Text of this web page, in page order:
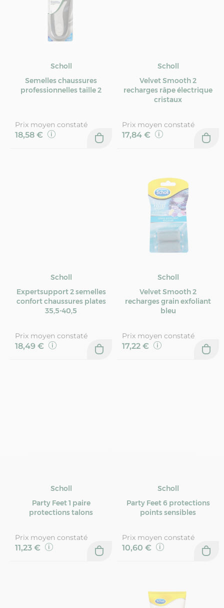
Scholl
Semelles chaussures
professionnelles taille 2
Prix moyen constaté
18,58 €
Scholl
Velvet Smooth 2
recharges râpe électrique
cristaux
Prix moyen constaté
17,84 €
Scholl
Expertsupport 2 semelles
confort chaussures plates
35,5-40,5
Prix moyen constaté
18,49 €
Scholl
Velvet Smooth 2
recharges grain exfoliant
bleu
Prix moyen constaté
17,22 €
Scholl
Party Feet 1 paire
protections talons
Prix moyen constaté
11,23 €
Scholl
Party Feet 6 protections
points sensibles
Prix moyen constaté
10,60 €